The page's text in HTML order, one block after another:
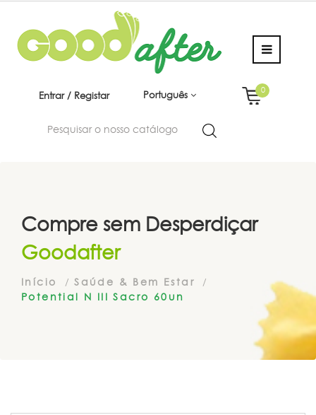
Entrar / Registar Português
0
Compre sem Desperdiçar
Goodafter
Início
Saúde & Bem Estar
Potential N III Sacro 60un